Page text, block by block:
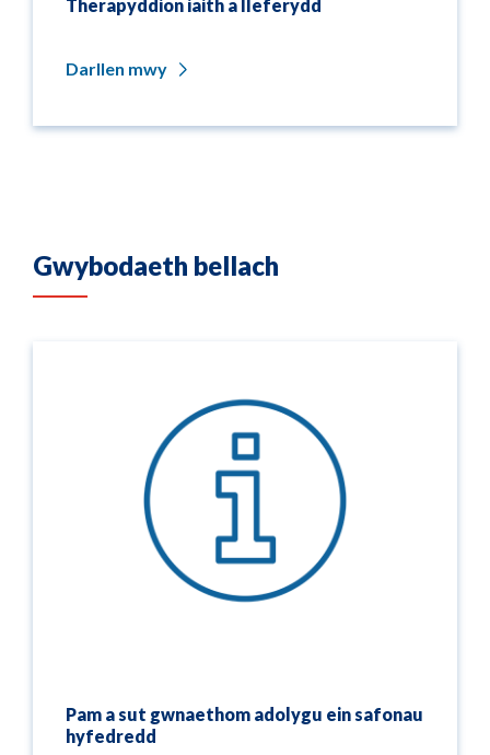
Therapyddion iaith a lleferydd
Darllen mwy
Gwybodaeth bellach
Pam a sut gwnaethom adolygu ein safonau
hyfedredd